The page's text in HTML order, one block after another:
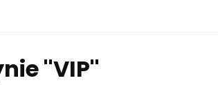
''VIP''